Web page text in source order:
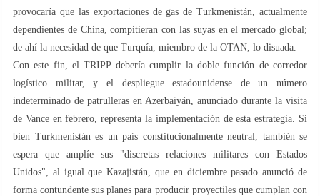
provocaría que las exportaciones de gas de Turkmenistán, actualmente
dependientes de China, compitieran con las suyas en el mercado global;
de ahí la necesidad de que Turquía, miembro de la OTAN, lo disuada.
Con este fin, el TRIPP debería cumplir la doble función de corredor
logístico militar, y el despliegue estadounidense de un número
indeterminado de patrulleras en Azerbaiyán, anunciado durante la visita
de Vance en febrero, representa la implementación de esta estrategia. Si
bien Turkmenistán es un país constitucionalmente neutral, también se
espera que amplíe sus "discretas relaciones militares con Estados
Unidos", al igual que Kazajistán, que en diciembre pasado anunció de
forma contundente sus planes para producir proyectiles que cumplan con